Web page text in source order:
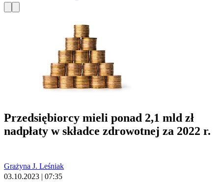
Przedsiębiorcy mieli ponad 2,1 mld zł
nadpłaty w składce zdrowotnej za 2022 r.
Grażyna J. Leśniak
03.10.2023 | 07:35